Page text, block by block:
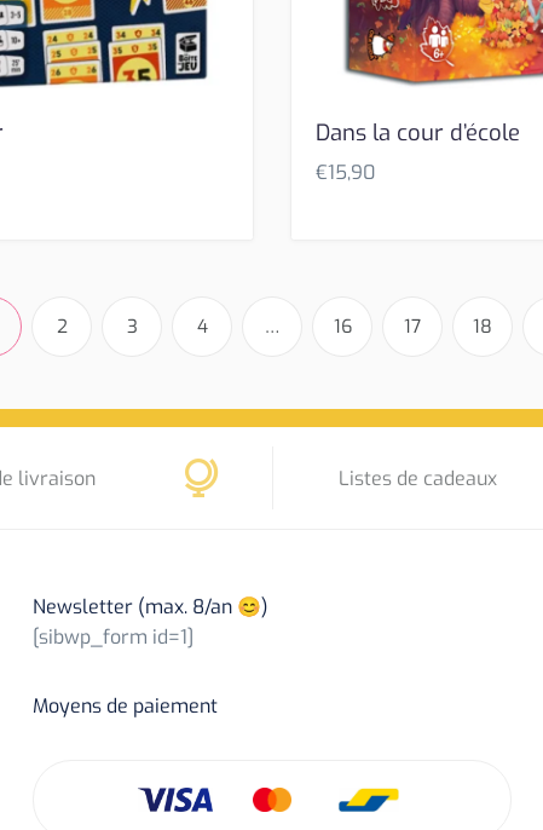
Dans la cour d’école
€15,90
2 3 4 … 16 17 18
livraison Listes de cadeaux
Newsletter (max. 8/an 😊)
[sibwp_form id=1]
Moyens de paiement